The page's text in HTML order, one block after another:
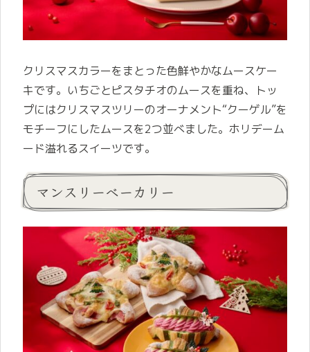
クリスマスカラーをまとった色鮮やかなムースケー
キです。いちごとピスタチオのムースを重ね、トッ
プにはクリスマスツリーのオーナメント“クーゲル”を
モチーフにしたムースを2つ並べました。ホリデーム
ード溢れるスイーツです。
マンスリーベーカリー